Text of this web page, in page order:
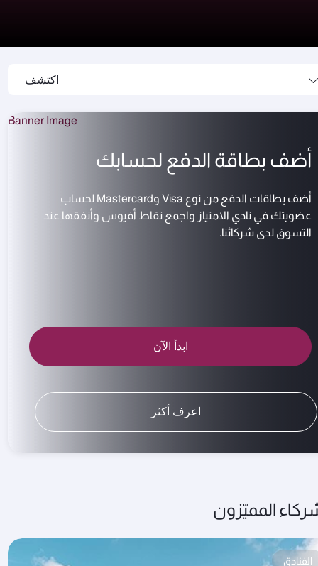
اكتشف
أضف بطاقة الدفع لحسابك
أضف بطاقات الدفع من نوع Visa وMastercard لحساب
عضويتك في نادي الامتياز واجمع نقاط أفيوس وأنفقها عند
التسوق لدى شركائنا.
ابدأ الآن
اعرف أكثر
المميّزون
الفنادق